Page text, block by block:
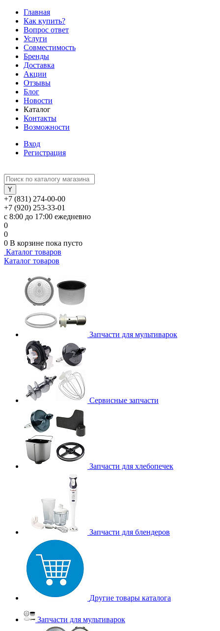
Главная
Как купить?
Вопрос ответ
Услуги
Совместимость
Бренды
Доставка
Акции
Отзывы
Блог
Новости
Каталог
Контакты
Возможности
Вход
Регистрация
+7 (831) 274-00-00
+7 (920) 253-33-01
с 8:00 до 17:00 ежедневно
0
0
0 В корзине пока пусто
Каталог товаров
Каталог товаров
Запчасти для мультиварок
Сервисные запчасти
Запчасти для хлебопечек
Запчасти для блендеров
Другие товары каталога
Запчасти для мультиварок